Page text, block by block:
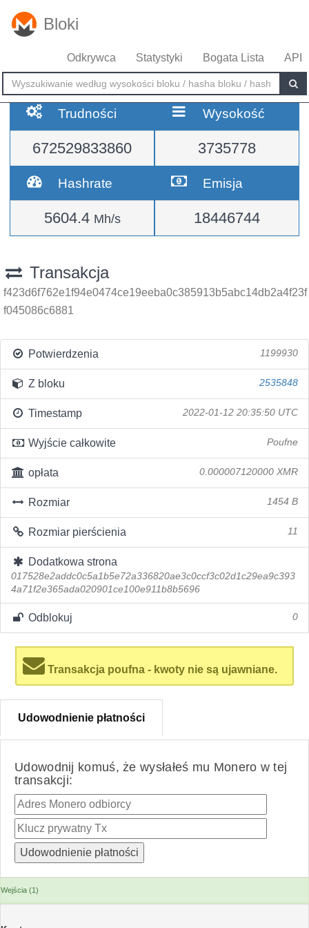
Bloki
Odkrywca Statystyki Bogata Lista API
Trudności
672529833860
Wysokość
3735778
Hashrate
5604.4 Mh/s
Emisja
18446744
Transakcja
f423d6f762e1f94e0474ce19eeba0c385913b5abc14db2a4f23f
f045086c6881
Potwierdzenia 1199930
Z bloku 2535848
Timestamp 2022-01-12 20:35:50 UTC
Wyjście całkowite Poufne
opłata 0.000007120000 XMR
Rozmiar 1454 B
Rozmiar pierścienia 11
Dodatkowa strona
017528e2addc0c5a1b5e72a336820ae3c0ccf3c02d1c29ea9c393
4a71f2e365ada020901ce100e911b8b5696
Odblokuj 0
Transakcja poufna - kwoty nie są ujawniane.
Udowodnienie płatności
Udowodnij komuś, że wysłałeś mu Monero w tej
transakcji:
Wejścia (1)